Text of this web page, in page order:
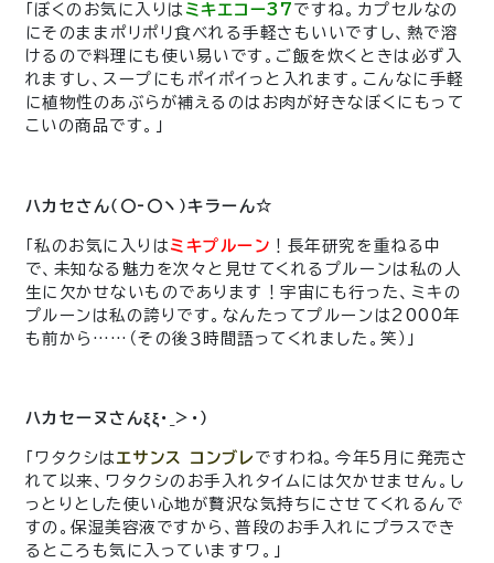
「ぼくのお気に入りは ミキエコー37 ですね。カプセルなの
にそのままポリポリ食べれる手軽さもいいですし、熱で溶
けるので料理にも使い易いです。ご飯を炊くときは必ず入
れますし、スープにもポイポイっと入れます。こんなに手軽
に植物性のあぶらが補えるのはお肉が好きなぼくにもって
こいの商品です。」
ハカセさん（〇-〇ヽ）キラーん☆
「私のお気に入りは ミキプルーン ！長年研究を重ねる中
で、未知なる魅力を次々と見せてくれるプルーンは私の人
生に欠かせないものであります！宇宙にも行った、ミキの
プルーンは私の誇りです。なんたってプルーンは2000年
も前から……（その後３時間語ってくれました。笑）」
ハカセーヌさんξξ・_>・）
「ワタクシは エサンス コンブレですわね。今年5月に発売さ
れて以来、ワタクシのお手入れタイムには欠かせません。し
っとりとした使い心地が贅沢な気持ちにさせてくれるんで
すの。保湿美容液ですから、普段のお手入れにプラスでき
るところも気に入っていますワ。」